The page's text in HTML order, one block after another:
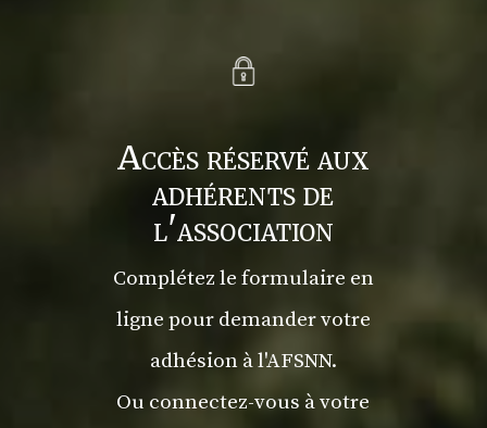
Accès réservé aux
adhérents de
l'association
Complétez le formulaire en
ligne pour demander votre
adhésion à l'AFSNN.
Ou connectez-vous à votre